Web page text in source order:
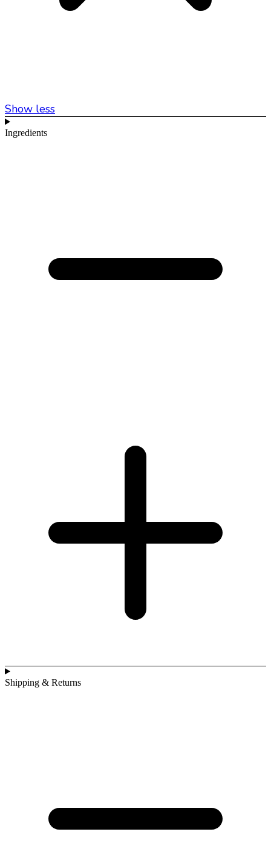
Show less
Ingredients
Shipping & Returns